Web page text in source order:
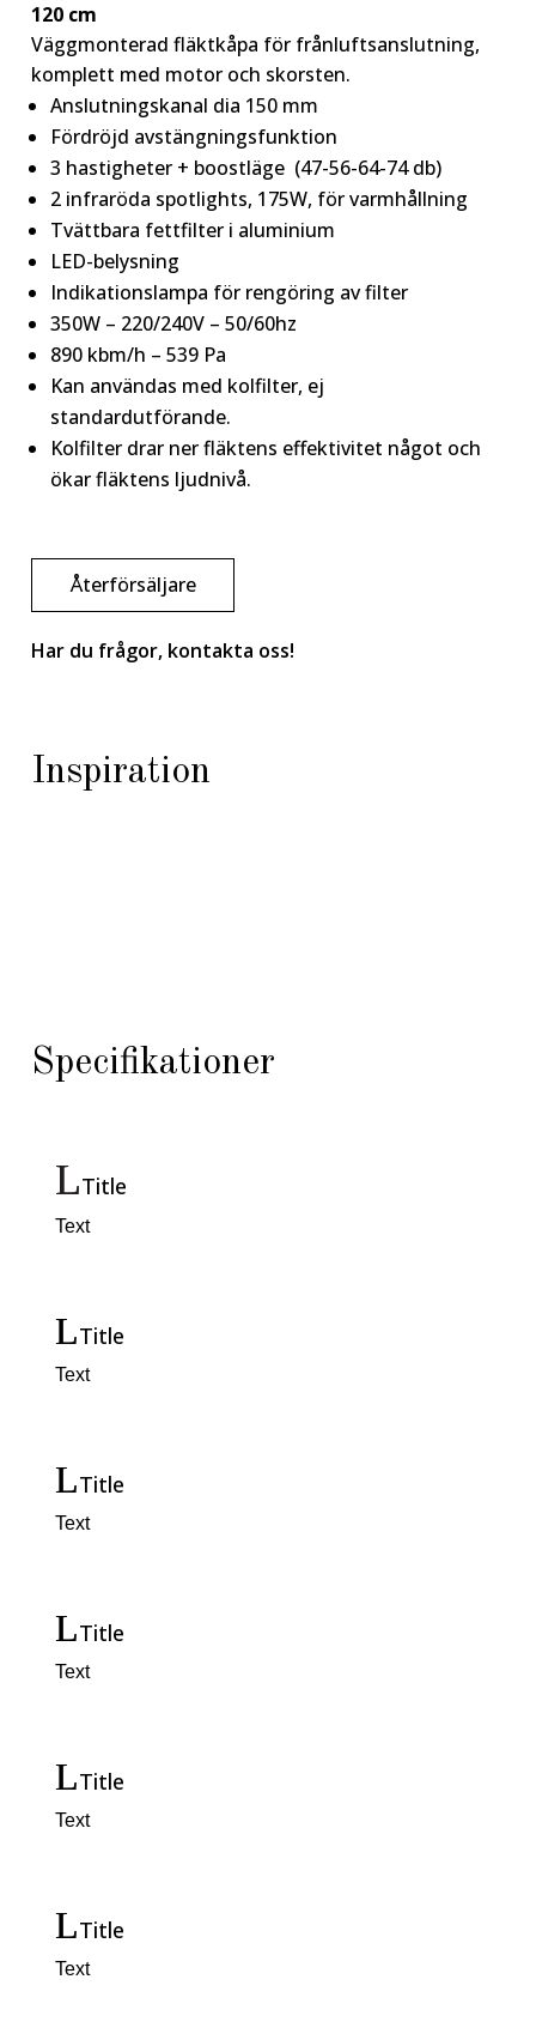
120 cm
Väggmonterad fläktkåpa för frånluftsanslutning,
komplett med motor och skorsten.
Anslutningskanal dia 150 mm
Fördröjd avstängningsfunktion
3 hastigheter + boostläge (47-56-64-74 db)
2 infraröda spotlights, 175W, för varmhållning
Tvättbara fettfilter i aluminium
LED-belysning
Indikationslampa för rengöring av filter
350W – 220/240V – 50/60hz
890 kbm/h – 539 Pa
Kan användas med kolfilter, ej
standardutförande.
Kolfilter drar ner fläktens effektivitet något och
ökar fläktens ljudnivå.
Återförsäljare
Har du frågor, kontakta oss!
Inspiration
Specifikationer
Title
Text
Title
Text
Title
Text
Title
Text
Title
Text
Title
Text